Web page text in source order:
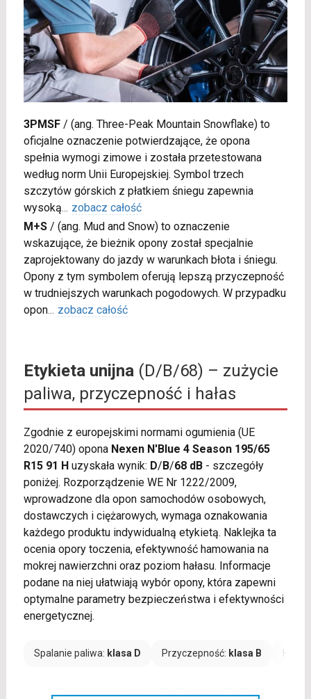
3PMSF/ (ang. Three-Peak Mountain Snowflake) to
oficjalne oznaczenie potwierdzające, że opona
spełnia wymogi zimowe i została przetestowana
według norm Unii Europejskiej. Symbol trzech
szczytów górskich z płatkiem śniegu zapewnia
wysoką... zobacz całość
M+S/ (ang. Mud and Snow) to oznaczenie
wskazujące, że bieżnik opony został specjalnie
zaprojektowany do jazdy w warunkach błota i śniegu.
Opony z tym symbolem oferują lepszą przyczepność
w trudniejszych warunkach pogodowych. W przypadku
opon... zobacz całość
Etykieta unijna(D/B/68) – zużycie
paliwa, przyczepność i hałas
Zgodnie z europejskimi normami ogumienia (UE
2020/740) opona Nexen N'Blue 4 Season 195/65
R15 91 Huzyskała wynik: D/B/68 dB- szczegóły
poniżej. Rozporządzenie WE Nr 1222/2009,
wprowadzone dla opon samochodów osobowych,
dostawczych i ciężarowych, wymaga oznakowania
każdego produktu indywidualną etykietą. Naklejka ta
ocenia opory toczenia, efektywność hamowania na
mokrej nawierzchni oraz poziom hałasu. Informacje
podane na niej ułatwiają wybór opony, która zapewni
optymalne parametry bezpieczeństwa i efektywności
energetycznej.
Spalanie paliwa: klasa D Przyczepność: klasa B